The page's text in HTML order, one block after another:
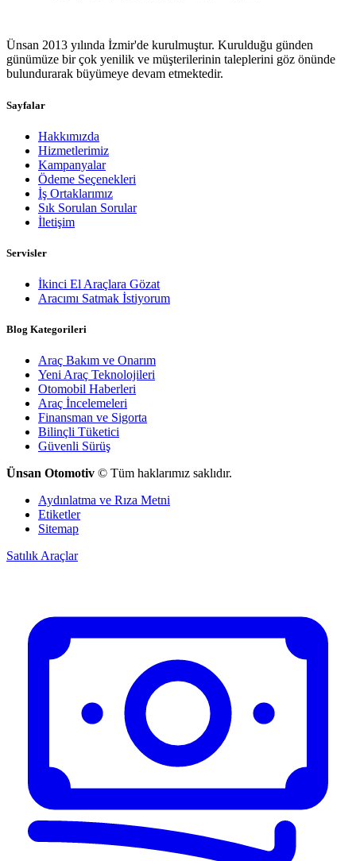
Ünsan 2013 yılında İzmir'de kurulmuştur. Kurulduğu günden
günümüze bir çok yenilik ve müşterilerinin taleplerini göz önünde
bulundurarak büyümeye devam etmektedir.
Sayfalar
Hakkımızda
Hizmetlerimiz
Kampanyalar
Ödeme Seçenekleri
İş Ortaklarımız
Sık Sorulan Sorular
İletişim
Servisler
İkinci El Araçlara Gözat
Aracımı Satmak İstiyorum
Blog Kategorileri
Araç Bakım ve Onarım
Yeni Araç Teknolojileri
Otomobil Haberleri
Araç İncelemeleri
Finansman ve Sigorta
Bilinçli Tüketici
Güvenli Sürüş
Ünsan Otomotiv © Tüm haklarımız saklıdır.
Aydınlatma ve Rıza Metni
Etiketler
Sitemap
Satılık Araçlar